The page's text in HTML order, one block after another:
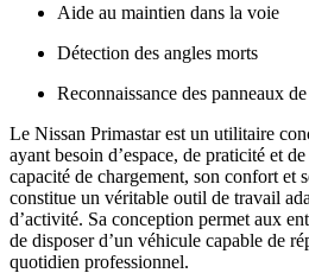
Aide au maintien dans la voie
Détection des angles morts
Reconnaissance des panneaux
Le Nissan Primastar est un utilitaire
ayant besoin d’espace, de praticité et
capacité de chargement, son confort et
constitue un véritable outil de travail
d’activité. Sa conception permet aux
de disposer d’un véhicule capable de
quotidien professionnel.